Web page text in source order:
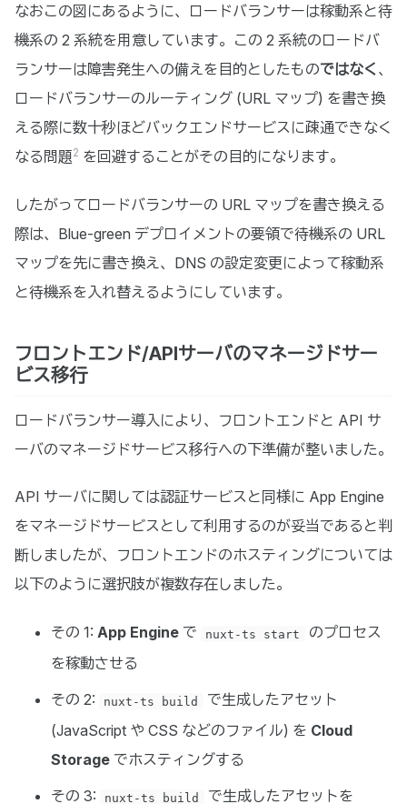
なおこの図にあるように、ロードバランサーは稼動系と待
機系の 2 系統を用意しています。この 2 系統のロードバ
ランサーは障害発生への備えを目的としたものではなく 、
ロードバランサーのルーティング (URL マップ) を書き換
える際に数十秒ほどバックエンドサービスに疎通できなく
なる問題2 を回避することがその目的になります。
したがってロードバランサーの URL マップを書き換える
際は、Blue-green デプロイメントの要領で待機系の URL
マップを先に書き換え、DNS の設定変更によって稼動系
と待機系を入れ替えるようにしています。
フロントエンド/APIサーバのマネージドサー
ビス移行
ロードバランサー導入により、フロントエンドと API サ
ーバのマネージドサービス移行への下準備が整いました。
API サーバに関しては認証サービスと同様に App Engine
をマネージドサービスとして利用するのが妥当であると判
断しましたが、フロントエンドのホスティングについては
以下のように選択肢が複数存在しました。
その 1: App Engine で nuxt-ts start
のプロセス
を稼動させる
その 2:
nuxt-ts build
で生成したアセット
(JavaScript や CSS などのファイル) を Cloud
Storage でホスティングする
その 3:
nuxt-ts build で生成したアセットを